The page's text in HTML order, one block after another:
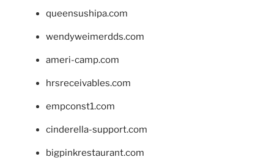
queensushipa.com
wendyweimerdds.com
ameri-camp.com
hrsreceivables.com
empconst1.com
cinderella-support.com
bigpinkrestaurant.com